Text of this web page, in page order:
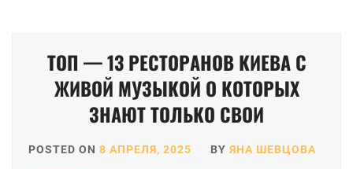
ТОП — 13 РЕСТОРАНОВ КИЕВА С
ЖИВОЙ МУЗЫКОЙ О КОТОРЫХ
ЗНАЮТ ТОЛЬКО СВОИ
POSTED ON 8 АПРЕЛЯ, 2025 BY ЯНА ШЕВЦОВА